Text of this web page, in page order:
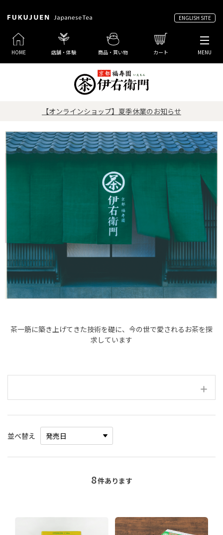
ENGLISH SITE
HOME 店舗・体験 商品・買い物 カート MENU
【オンラインショップ】夏季休業のお知らせ
茶一筋に築き上げてきた技術を礎に、今の世で愛されるお茶を探
求しています
並べ替え
8件あります